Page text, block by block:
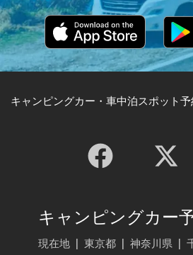
キャンピングカー・車中泊スポット予
キャンピングカー
現在地 東京都 神奈川県